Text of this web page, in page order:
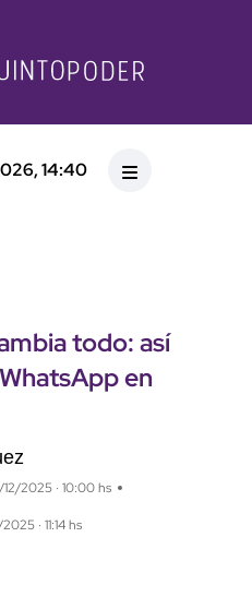
14:40
todo: así
en
2025 · 10:00 hs
· 11:14 hs